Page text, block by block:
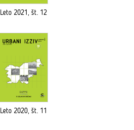
Leto 2021, št. 12
Leto 2020, št. 11